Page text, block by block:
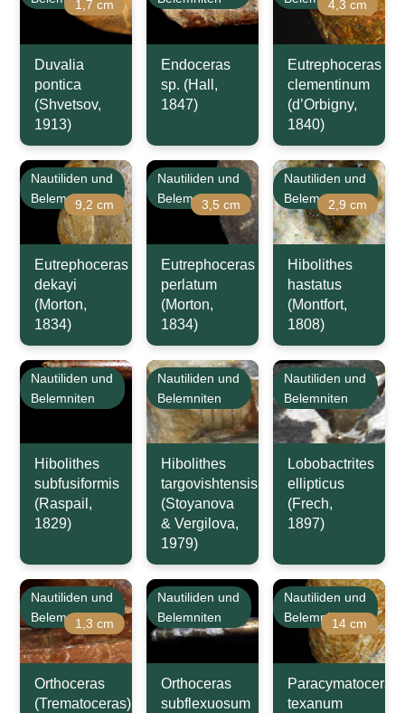
1,7 cm
Duvalia
pontica
(Shvetsov,
1913)
Endoceras
sp. (Hall,
1847)
4,3 cm
Eutrephoceras
clementinum
(d’Orbigny,
1840)
Nautiliden und
Belemniten9,2 cm
Eutrephoceras
dekayi
(Morton,
1834)
Nautiliden und
Belemniten3,5 cm
Eutrephoceras
perlatum
(Morton,
1834)
Nautiliden und
Belemniten2,9 cm
Hibolithes
hastatus
(Montfort,
1808)
Nautiliden und
Belemniten
Hibolithes
subfusiformis
(Raspail,
1829)
Nautiliden und
Belemniten
Hibolithes
targovishtensis
(Stoyanova
& Vergilova,
1979)
Nautiliden und
Belemniten
Lobobactrites
ellipticus
(Frech,
1897)
Nautiliden und
Belemniten1,3 cm
Orthoceras
(Trematoceras)
Nautiliden und
Belemniten
Orthoceras
subflexuosum
Nautiliden und
Belemniten14 cm
Paracymatoceras
texanum